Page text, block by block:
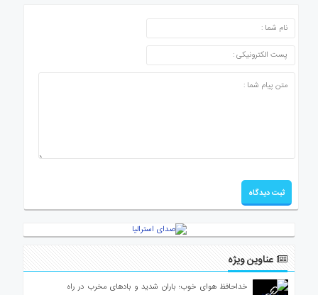
ارسال دیدگاه
عناوین ویژه
خداحافظ هوای خوب؛ باران شدید و بادهای مخرب در راه